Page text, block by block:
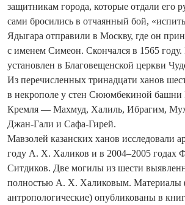
защитникам города, которые отдали его
сами бросились в отчаянный бой,
Ядыгара отправили в Москву, где он
с именем Симеон. Скончался в 1565 году.
установлен в Благовещенской церкви
Из перечисленных трина­дцати ханов
в некрополе у стен Сююмбекиной башни
Кремля — Махмуд, Халиль, Ибрагим,
Джан-Гали и Сафа-Гирей.
Мавзолей казанских ханов исследовали
году А. Х. Халиков и в 2004–2005
Ситдиков. Две могилы из шести
полностью А. Х. Халиковым. Материалы
антропологические) опубликованы в